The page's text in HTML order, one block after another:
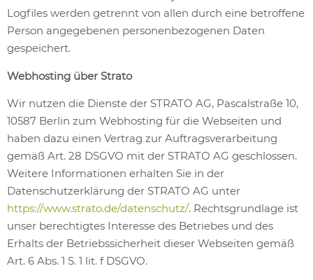
Logfiles werden getrennt von allen durch eine betroffene
Person angegebenen personenbezogenen Daten
gespeichert.
Webhosting über Strato
Wir nutzen die Dienste der STRATO AG, Pascalstraße 10,
10587 Berlin zum Webhosting für die Webseiten und
haben dazu einen Vertrag zur Auftragsverarbeitung
gemäß Art. 28 DSGVO mit der STRATO AG geschlossen.
Weitere Informationen erhalten Sie in der
Datenschutzerklärung der STRATO AG unter
https://www.strato.de/datenschutz/. Rechtsgrundlage ist
unser berechtigtes Interesse des Betriebes und des
Erhalts der Betriebssicherheit dieser Webseiten gemäß
Art. 6 Abs. 1 S. 1 lit. f DSGVO.